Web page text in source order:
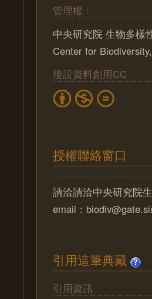
管理權：
中央研究院 生物多樣
Center for
後設資料創用CC
授權聯絡窗口
請洽請洽中央研究院
email：
引用這筆典藏
引用資訊